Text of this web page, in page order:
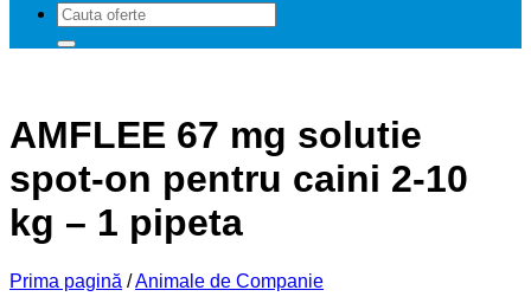
Caută
după:
AMFLEE 67 mg solutie
spot-on pentru caini 2-10
kg – 1 pipeta
Prima pagină /Animale de Companie